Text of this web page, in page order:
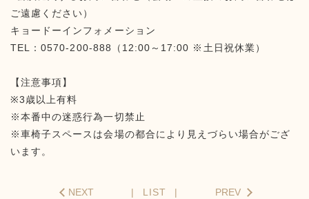
ご遠慮ください）
キョードーインフォメーション
TEL：0570-200-888（12:00～17:00 ※土日祝休業）
【注意事項】
※3歳以上有料
※本番中の迷惑行為一切禁止
※車椅子スペースは会場の都合により見えづらい場合がござ
います。
NEXT LIST PREV